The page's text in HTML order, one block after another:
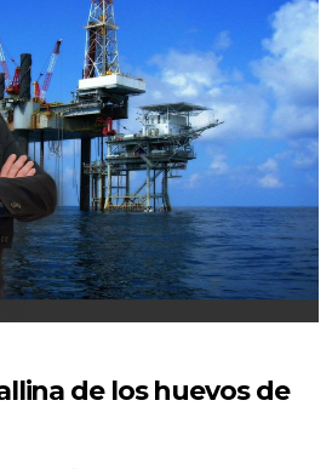
de los huevos de